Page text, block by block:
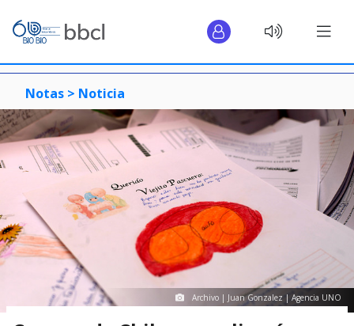
Notas > Noticia
Archivo | Juan Gonzalez | Agencia UNO